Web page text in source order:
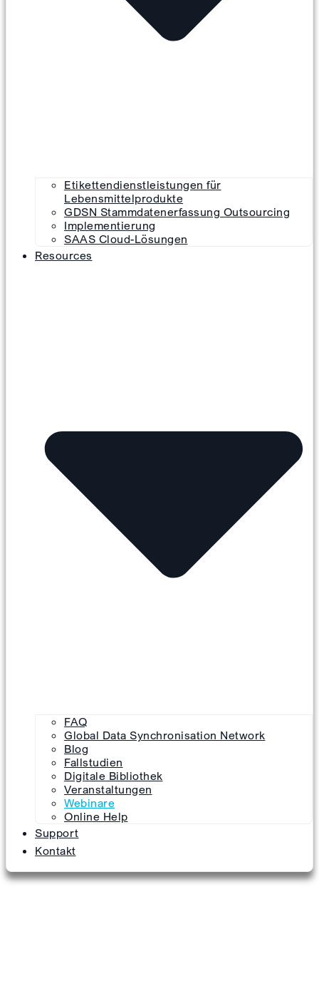
Etikettendienstleistungen für
Lebensmittelprodukte
GDSN Stammdatenerfassung Outsourcing
Implementierung
SAAS Cloud-Lösungen
Resources
FAQ
Global Data Synchronisation Network
Blog
Fallstudien
Digitale Bibliothek
Veranstaltungen
Webinare
Online Help
Support
Kontakt